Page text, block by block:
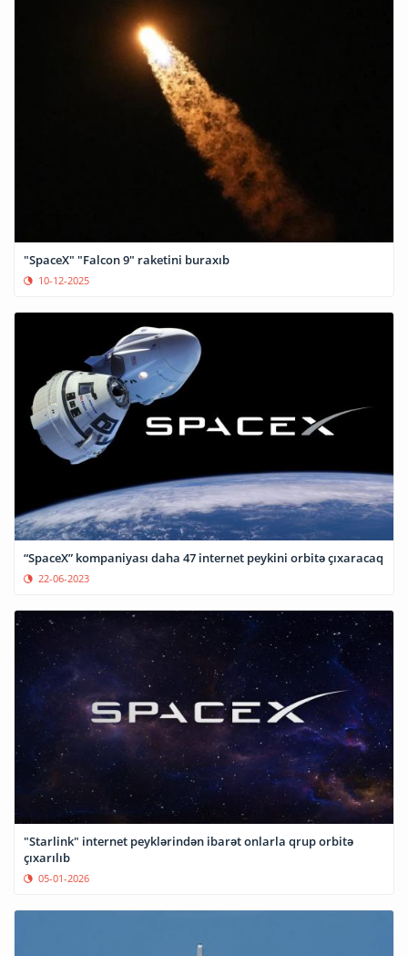
"SpaceX" "Falcon 9" raketini buraxıb
10-12-2025
“SpaceX” kompaniyası daha 47 internet peykini orbitə çıxaracaq
22-06-2023
"Starlink" internet peyklərindən ibarət onlarla qrup orbitə
çıxarılıb
05-01-2026